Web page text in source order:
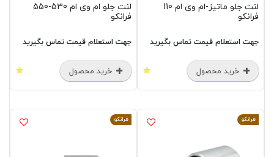
لنت جلو ماتیز-ام وی ام 110
فرانکو
جهت استعلام قیمت تماس بگیرید
خرید محصول
لنت جلو ام وی ام 530-550
فرانکو
جهت استعلام قیمت تماس بگیرید
خرید محصول
فرانکو فرانکو